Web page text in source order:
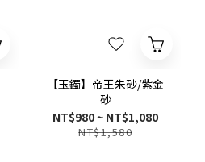
【玉鐲】帝王朱砂/紫金
砂
NT$980 ~ NT$1,080
NT$1,580